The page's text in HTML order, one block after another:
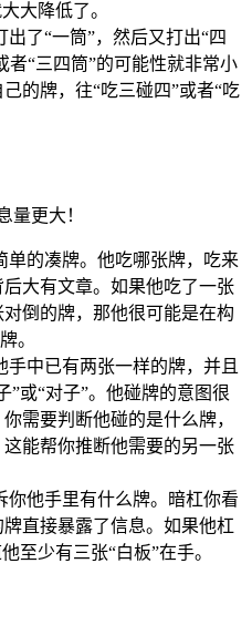
大降低了。
出了“一筒”，然后又打出“四
者“三四筒”的可能性就非常小
的牌，往“吃三碰四”或者“吃
量更大！
单的凑牌。他吃哪张牌，吃来
大有文章。如果他吃了一张
倒的牌，那他很可能是在构
。
手中已有两张一样的牌，并且
”或“对子”。他碰牌的意图很
需要判断他碰的是什么牌，
能帮你推断他需要的另一张
你他手里有什么牌。暗杠你看
直接暴露了信息。如果他杠
至少有三张“白板”在手。